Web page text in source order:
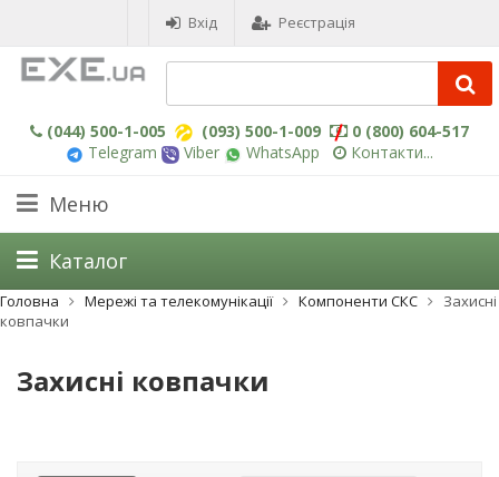
Вхід Реєстрація
(044) 500-1-005 (093) 500-1-009
0 (800) 604-517
Telegram
Viber WhatsApp Контакти...
Меню
Головна Мережі та телекомунікації Компоненти СКС
Захисні
ковпачки
Захисні ковпачки
Каталог